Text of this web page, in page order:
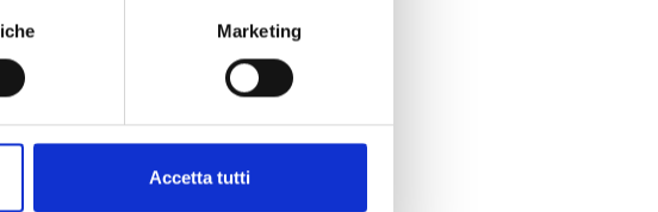
Marketing
Accetta tutti
per te